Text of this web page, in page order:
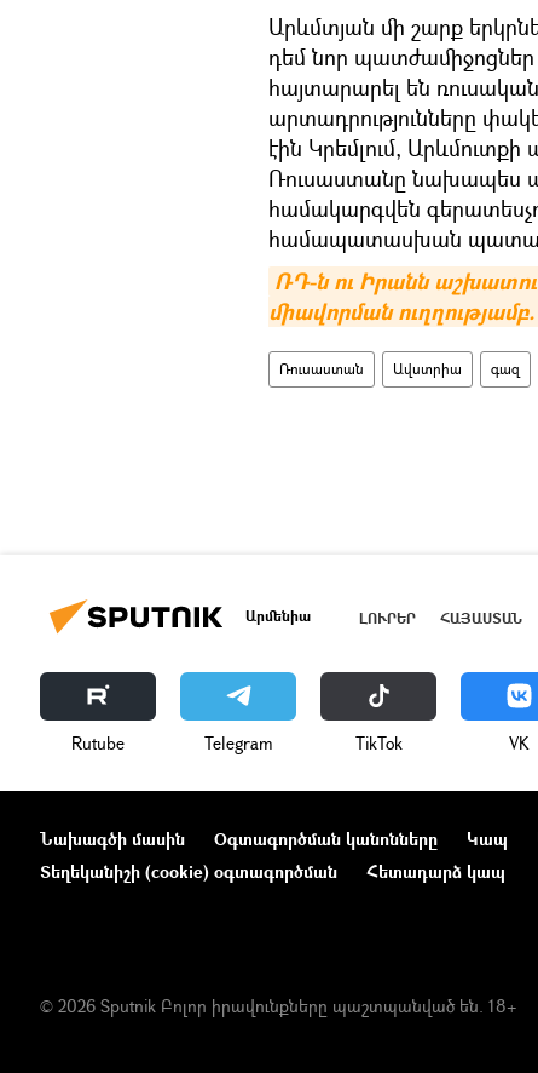
Արևմտյան մի շարք
դեմ նոր պատժամիջոցներ
հայտարարել են ռուսական
արտադրությունները
էին Կրեմլում,
Ռուսաստանը նախապես
համակարգվեն
համապատասխան
ՌԴ-ն ու Իրանն
միավորման
Ռուսաստան Ավստրիա գազ
Արմենիա ԼՈՒՐԵՐ ՀԱՅԱՍՏԱՆ
Rutube Telegram ТikТоk VK
Նախագծի մասին Օգտագործման կանոնները Կապ
Տեղեկանիշի (cookie) օգտագործման
Հետադարձ կապ
© 2026 Sputnik Բոլոր իրավունքները պաշտպանված են. 18+